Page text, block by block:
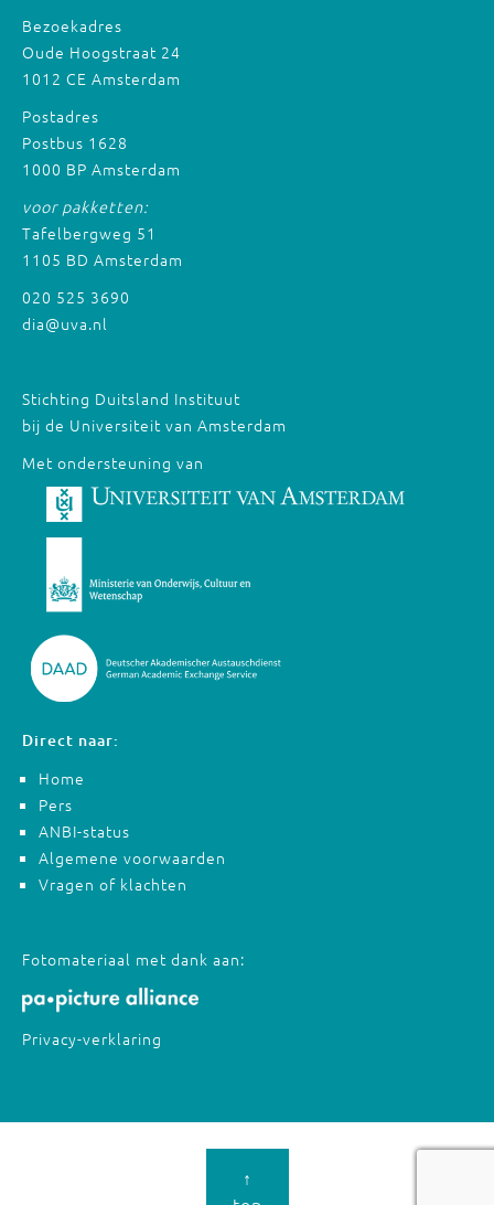
Bezoekadres
Oude Hoogstraat 24
1012 CE Amsterdam
Postadres
Postbus 1628
1000 BP Amsterdam
voor pakketten:
Tafelbergweg 51
1105 BD Amsterdam
020 525 3690
dia@uva.nl
Stichting Duitsland Instituut
bij de Universiteit van Amsterdam
Met ondersteuning van
Direct naar:
Home
Pers
ANBI-status
Algemene voorwaarden
Vragen of klachten
Fotomateriaal met dank aan:
Privacy-verklaring
↑